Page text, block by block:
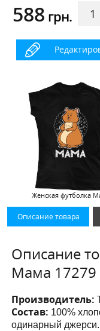
588 грн.
Женская футболка
Описание товара
Описание
Мама 17279
Производитель:
Состав: 100%
одинарный джерси.